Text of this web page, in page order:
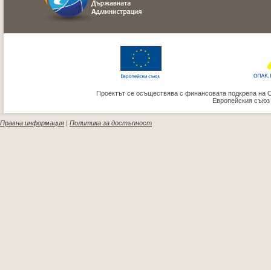
Проектът се осъществява с финансовата подкрепа на
Европейския
Правна информация | Политика за достъпност